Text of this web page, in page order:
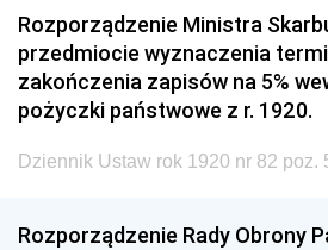
Rozporządzenie Ministra
przedmiocie wyznaczenia
zakończenia zapisów na 5%
pożyczki państwowe z r. 1920.
Dziennik Ustaw rok 1920 nr 82 poz.
Rozporządzenie Rady Obrony